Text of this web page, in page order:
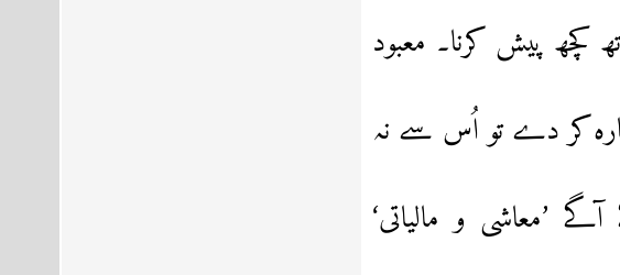
کچھ پیش کرنا۔ معبود
کر دے تو اُس سے نہ
’معاشی و مالیاتی‘